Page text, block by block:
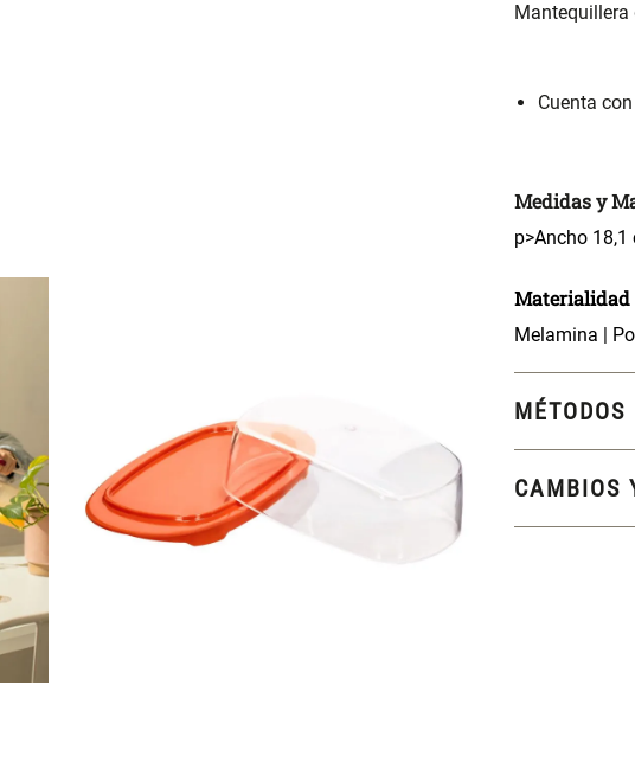
Mantequillera
Cuenta
Medidas y
p>Ancho
Materialidad
Melamina |
CAMBIOS